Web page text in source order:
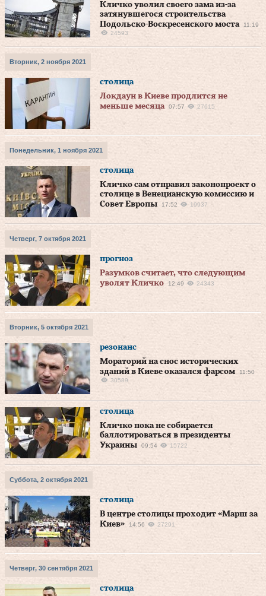
Кличко уволил своего зама из-за
затянувшегося строительства
Подольско-Воскресенского моста
11:19
24593
Вторник, 2 ноября 2021
столица
Локдаун в Киеве продлится не
меньше месяца
07:57 27615
Понедельник, 1 ноября 2021
столица
Кличко сам отправил законопроект о
столице в Венецианскую комиссию и
Совет Европы
17:52 19937
Четверг, 7 октября 2021
прогноз
Разумков считает, что следующим
уволят Кличко
12:49 24343
Вторник, 5 октября 2021
резонанс
Мораторий на снос исторических
зданий в Киеве оказался фарсом
11:50
30589
столица
Кличко пока не собирается
баллотироваться в президенты
Украины
09:54 15722
Суббота, 2 октября 2021
столица
В центре столицы проходит «Марш за
Киев»
14:56 27291
Четверг, 30 сентября 2021
столица